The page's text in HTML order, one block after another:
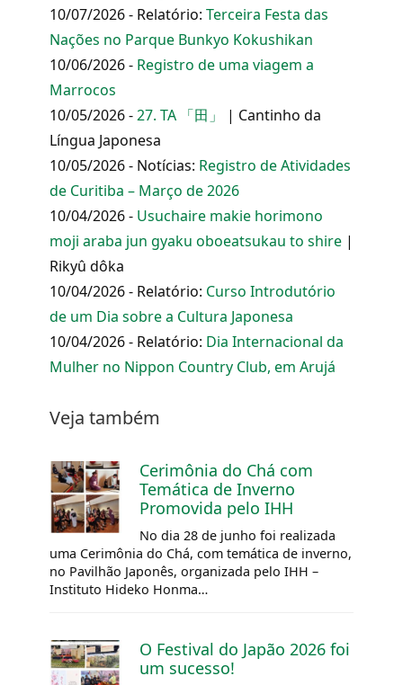
10/07/2026 - Relatório: Terceira Festa das
Nações no Parque Bunkyo Kokushikan
10/06/2026 - Registro de uma viagem a
Marrocos
10/05/2026 -27. TA 「田」
| Cantinho da
Língua Japonesa
10/05/2026 - Notícias: Registro de Atividades
de Curitiba – Março de 2026
10/04/2026 - Usuchaire makie horimono
moji araba jun gyaku oboeatsukau to shire |
Rikyû dôka
10/04/2026 - Relatório: Curso Introdutório
de um Dia sobre a Cultura Japonesa
10/04/2026 - Relatório: Dia Internacional da
Mulher no Nippon Country Club, em Arujá
Veja também
Cerimônia do Chá com
Temática de Inverno
Promovida pelo IHH
No dia 28 de junho foi realizada
uma Cerimônia do Chá, com temática de inverno,
no Pavilhão Japonês, organizada pelo IHH –
Instituto Hideko Honma…
O Festival do Japão 2026 foi
um sucesso!